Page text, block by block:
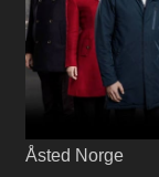
Åsted Norge